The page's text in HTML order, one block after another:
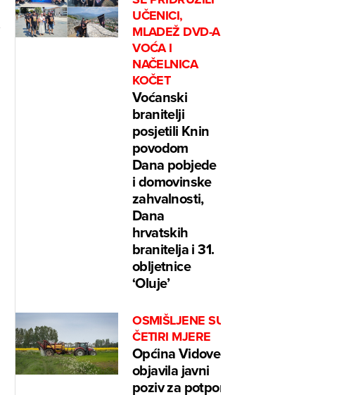
UČENICI,
MLADEŽ DVD-A
VOĆA I
NAČELNICA
KOČET
Voćanski
branitelji
posjetili Knin
povodom
Dana pobjede
i domovinske
zahvalnosti,
Dana
hrvatskih
branitelja i 31.
obljetnice
‘Oluje’
OSMIŠLJENE SU
ČETIRI MJERE
Općina Vidovec
objavila javni
poziv za potpore